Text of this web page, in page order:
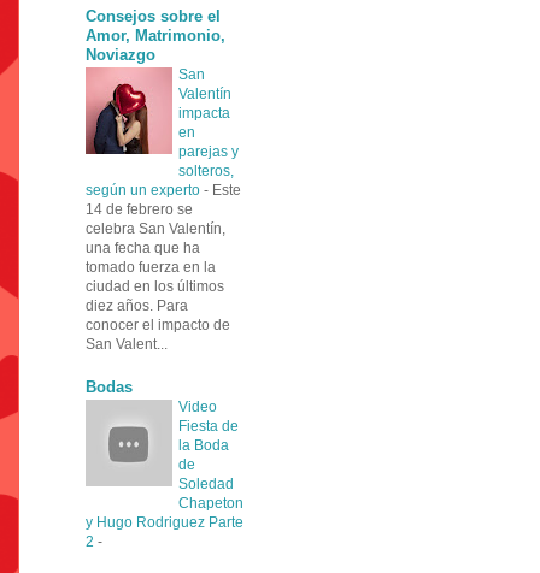
Consejos sobre el
Amor, Matrimonio,
Noviazgo
San
Valentín
impacta
en
parejas y
solteros,
según un experto - Este
14 de febrero se
celebra San Valentín,
una fecha que ha
tomado fuerza en la
ciudad en los últimos
diez años. Para
conocer el impacto de
San Valent...
Bodas
Video
Fiesta de
la Boda
de
Soledad
Chapeton
y Hugo Rodriguez Parte
2 -